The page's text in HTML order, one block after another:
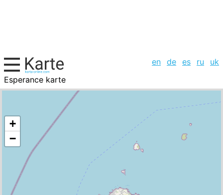
en de es ru
uk
Esperance karte
Mauritius, Städte-Liste
+
−